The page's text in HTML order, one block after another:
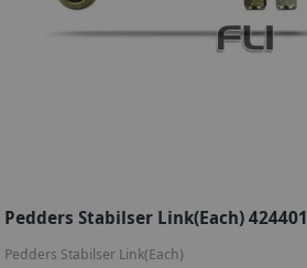
Pedders Stabilser Link(Each) 424401
Pedders Stabilser Link(Each)